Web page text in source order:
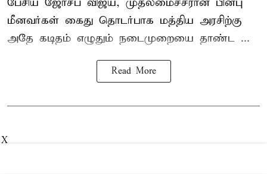
மீனவர்கள் கைது தொடர்பாக மத்திய அரசிற்கு
அதே கடிதம் எழுதும் நடைமுறையை தாண்ட ...
Read More
X